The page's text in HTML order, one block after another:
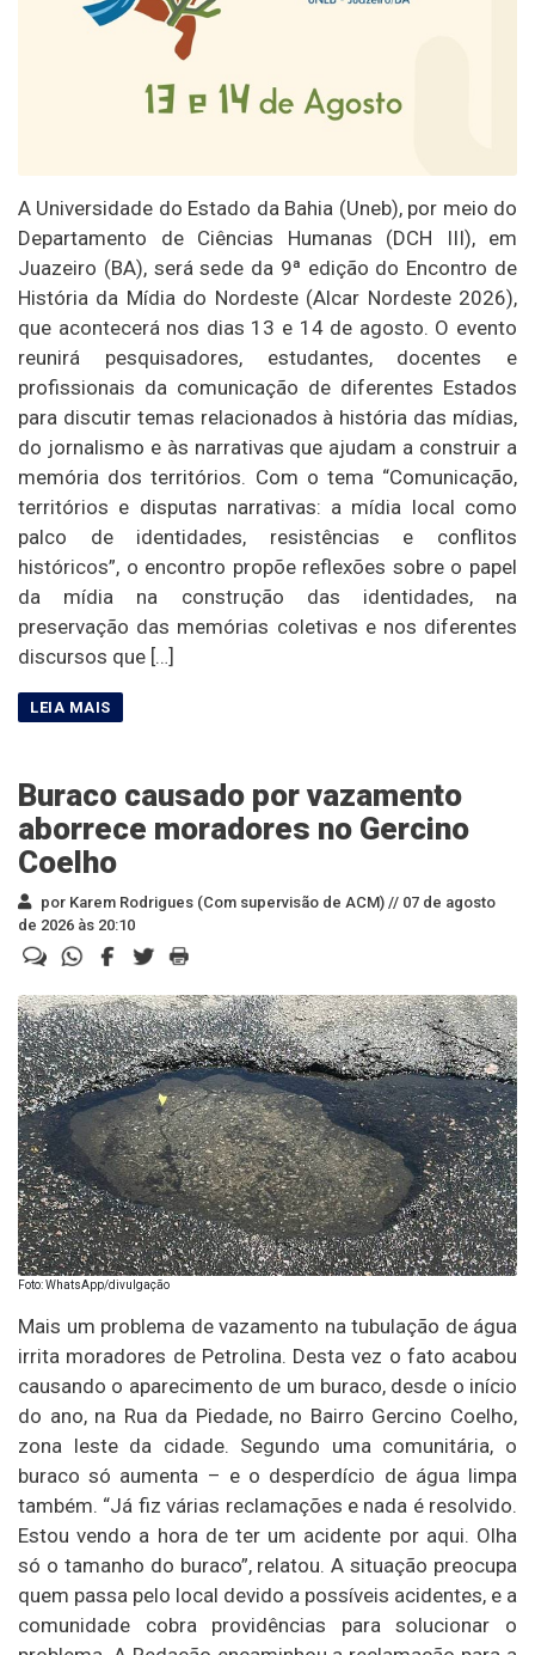
A Universidade do Estado da Bahia (Uneb), por meio do
Departamento de Ciências Humanas (DCH III), em
Juazeiro (BA), será sede da 9ª edição do Encontro de
História da Mídia do Nordeste (Alcar Nordeste 2026),
que acontecerá nos dias 13 e 14 de agosto. O evento
reunirá pesquisadores, estudantes, docentes e
profissionais da comunicação de diferentes Estados
para discutir temas relacionados à história das mídias,
do jornalismo e às narrativas que ajudam a construir a
memória dos territórios. Com o tema “Comunicação,
territórios e disputas narrativas: a mídia local como
palco de identidades, resistências e conflitos
históricos”, o encontro propõe reflexões sobre o papel
da mídia na construção das identidades, na
preservação das memórias coletivas e nos diferentes
discursos que […]
Buraco causado por vazamento
aborrece moradores no Gercino
Coelho
por Karem Rodrigues (Com supervisão de ACM) // 07 de agosto
de 2026 às 20:10
Foto: WhatsApp/divulgação
Mais um problema de vazamento na tubulação de água
irrita moradores de Petrolina. Desta vez o fato acabou
causando o aparecimento de um buraco, desde o início
do ano, na Rua da Piedade, no Bairro Gercino Coelho,
zona leste da cidade. Segundo uma comunitária, o
buraco só aumenta – e o desperdício de água limpa
também. “Já fiz várias reclamações e nada é resolvido.
Estou vendo a hora de ter um acidente por aqui. Olha
só o tamanho do buraco”, relatou. A situação preocupa
quem passa pelo local devido a possíveis acidentes, e a
comunidade cobra providências para solucionar o